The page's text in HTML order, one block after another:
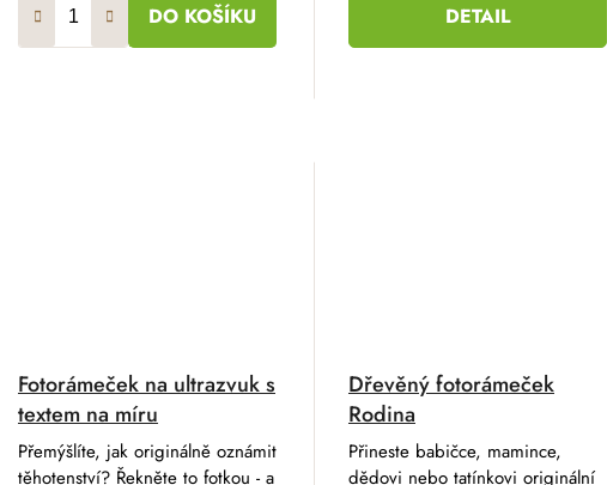
DO KOŠÍKU DETAIL
Fotorámeček na ultrazvuk s
textem na míru
Přemýšlíte, jak originálně oznámit
těhotenství? Řekněte to fotkou - a
Dřevěný fotorámeček
Rodina
Přineste babičce, mamince,
dědovi nebo tatínkovi originální